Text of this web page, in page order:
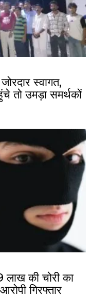
स्वागत,
तो उमड़ा समर्थकों
की चोरी का
गिरफ्तार